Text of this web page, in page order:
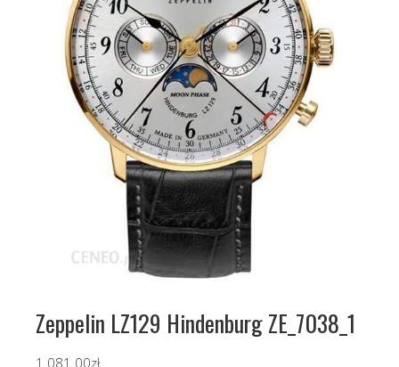
Zeppelin LZ129 Hindenburg ZE_7038_1
1 081.00zł